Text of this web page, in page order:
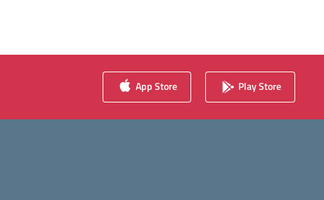
App Store Play Store